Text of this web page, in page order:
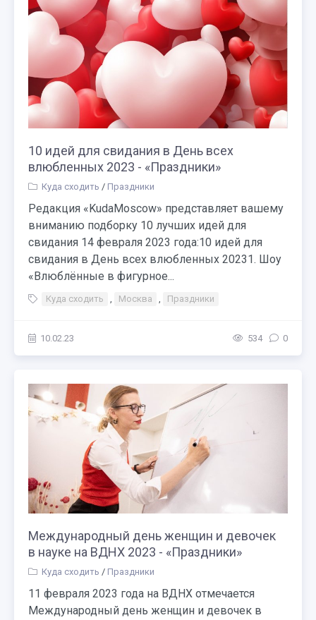
10 идей для свидания в День всех
влюбленных 2023 - «Праздники»
Куда сходить / Праздники
Редакция «KudaMoscow» представляет вашему
вниманию подборку 10 лучших идей для
свидания 14 февраля 2023 года:10 идей для
свидания в День всех влюбленных 20231. Шоу
«Влюблённые в фигурное...
Куда сходить , Москва , Праздники
10.02.23 534 0
Международный день женщин и девочек
в науке на ВДНХ 2023 - «Праздники»
Куда сходить / Праздники
11 февраля 2023 года на ВДНХ отмечается
Международный день женщин и девочек в